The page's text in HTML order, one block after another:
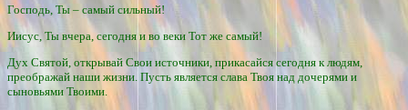
Господь, Ты – самый сильный!
Иисус, Ты вчера, сегодня и во веки Тот же самый!
Дух Святой, открывай Свои источники, прикасайся сегодня к людям,
преображай наши жизни. Пусть является слава Твоя над дочерями и
сыновьями Твоими.